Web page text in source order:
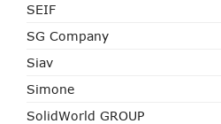
SEIF
SG Company
Siav
Simone
SolidWorld GROUP